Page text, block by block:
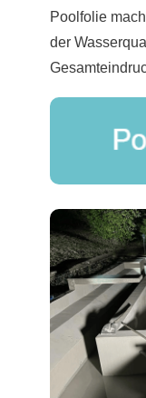
Poolfolie
der